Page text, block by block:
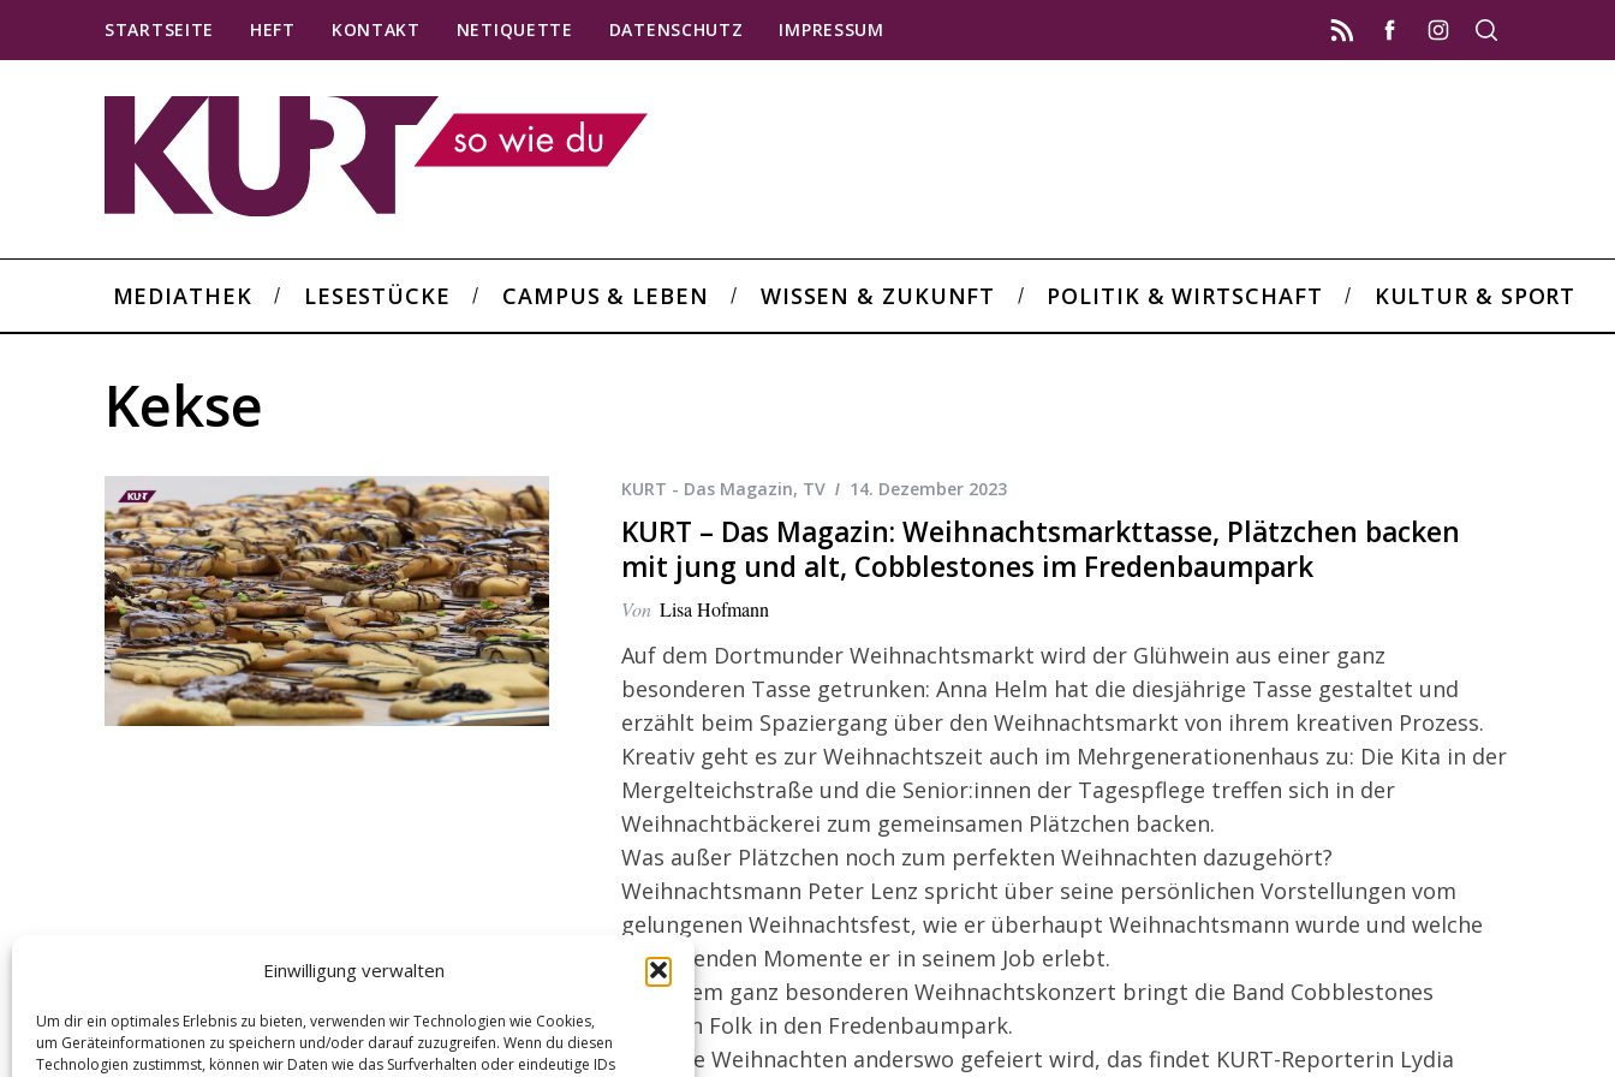
Einwilligung verwalten
Um dir ein optimales Erlebnis zu bieten, verwenden wir Technologien wie Cookies,
um Geräteinformationen zu speichern und/oder darauf zuzugreifen. Wenn du diesen
Technologien zustimmst, können wir Daten wie das Surfverhalten oder eindeutige IDs
STARTSEITE HEFT KONTAKT NETIQUETTE DATENSCHUTZ IMPRESSUM
MEDIATHEK LESESTÜCKE CAMPUS & LEBEN WISSEN & ZUKUNFT POLITIK & WIRTSCHAFT KULTUR & SPORT
Kekse
KURT - Das Magazin, TV 14. Dezember 2023
KURT – Das Magazin: Weihnachtsmarkttasse, Plätzchen backen
mit jung und alt, Cobblestones im Fredenbaumpark
Von Lisa Hofmann
Auf dem Dortmunder Weihnachtsmarkt wird der Glühwein aus einer ganz
besonderen Tasse getrunken: Anna Helm hat die diesjährige Tasse gestaltet und
erzählt beim Spaziergang über den Weihnachtsmarkt von ihrem kreativen Prozess.
Kreativ geht es zur Weihnachtszeit auch im Mehrgenerationenhaus zu: Die Kita in der
Mergelteichstraße und die Senior:innen der Tagespflege treffen sich in der
Weihnachtbäckerei zum gemeinsamen Plätzchen backen.
Was außer Plätzchen noch zum perfekten Weihnachten dazugehört?
Weihnachtsmann Peter Lenz spricht über seine persönlichen Vorstellungen vom
gelungenen Weihnachtsfest, wie er überhaupt Weihnachtsmann wurde und welche
berührenden Momente er in seinem Job erlebt.
Bei einem ganz besonderen Weihnachtskonzert bringt die Band Cobblestones
irischen Folk in den Fredenbaumpark.
Und wie Weihnachten anderswo gefeiert wird, das findet KURT-Reporterin Lydia
S
e
a
r
c
h
f